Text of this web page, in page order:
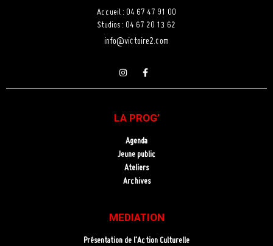
Accueil : 04 67 47 91 00
Studios : 04 67 20 13 62
info@victoire2.com
LA PROG’
Agenda
Jeune public
Ateliers
Archives
MEDIATION
Présentation de l’Action Culturelle